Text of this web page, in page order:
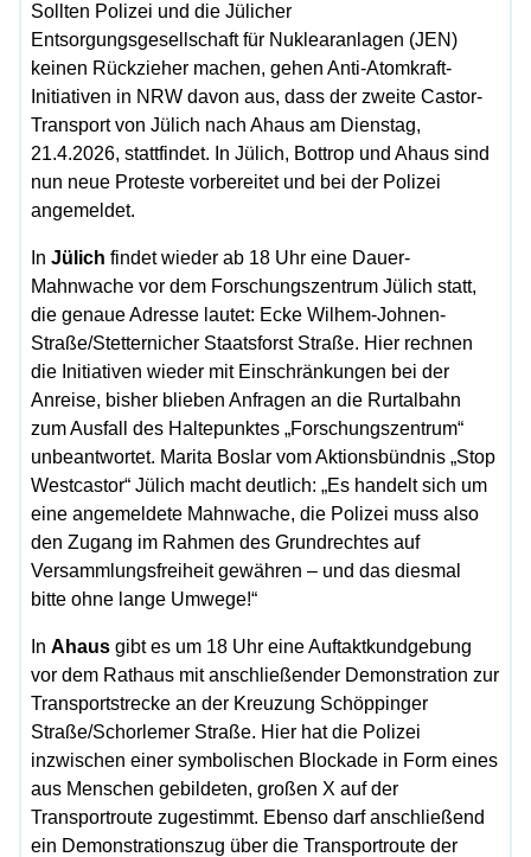
Sollten Polizei und die Jülicher
Entsorgungsgesellschaft für Nuklearanlagen (JEN)
keinen Rückzieher machen, gehen Anti-Atomkraft-
Initiativen in NRW davon aus, dass der zweite Castor-
Transport von Jülich nach Ahaus am Dienstag,
21.4.2026, stattfindet. In Jülich, Bottrop und Ahaus sind
nun neue Proteste vorbereitet und bei der Polizei
angemeldet.
In Jülich findet wieder ab 18 Uhr eine Dauer-
Mahnwache vor dem Forschungszentrum Jülich statt,
die genaue Adresse lautet: Ecke Wilhem-Johnen-
Straße/Stetternicher Staatsforst Straße. Hier rechnen
die Initiativen wieder mit Einschränkungen bei der
Anreise, bisher blieben Anfragen an die Rurtalbahn
zum Ausfall des Haltepunktes „Forschungszentrum“
unbeantwortet. Marita Boslar vom Aktionsbündnis „Stop
Westcastor“ Jülich macht deutlich: „Es handelt sich um
eine angemeldete Mahnwache, die Polizei muss also
den Zugang im Rahmen des Grundrechtes auf
Versammlungsfreiheit gewähren – und das diesmal
bitte ohne lange Umwege!“
In Ahaus gibt es um 18 Uhr eine Auftaktkundgebung
vor dem Rathaus mit anschließender Demonstration zur
Transportstrecke an der Kreuzung Schöppinger
Straße/Schorlemer Straße. Hier hat die Polizei
inzwischen einer symbolischen Blockade in Form eines
aus Menschen gebildeten, großen X auf der
Transportroute zugestimmt. Ebenso darf anschließend
ein Demonstrationszug über die Transportroute der